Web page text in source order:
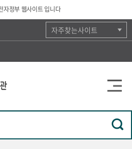
자정부 웹사이트 입니다
자주찾는사이트